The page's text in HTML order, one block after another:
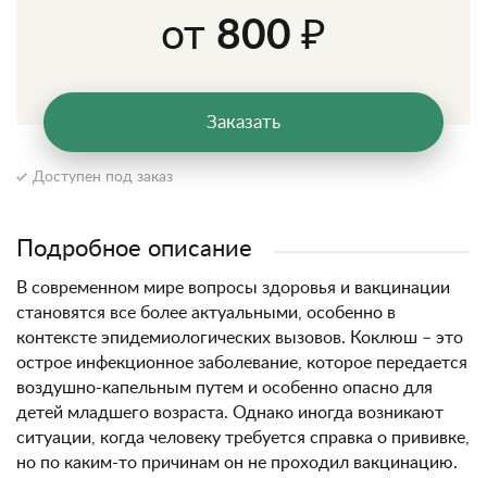
Доступен под заказ
от 800 ₽
Заказать
Подробное описание
В современном мире вопросы здоровья и вакцинации
становятся все более актуальными, особенно в
контексте эпидемиологических вызовов. Коклюш – это
острое инфекционное заболевание, которое передается
воздушно-капельным путем и особенно опасно для
детей младшего возраста. Однако иногда возникают
ситуации, когда человеку требуется справка о прививке,
но по каким-то причинам он не проходил вакцинацию.